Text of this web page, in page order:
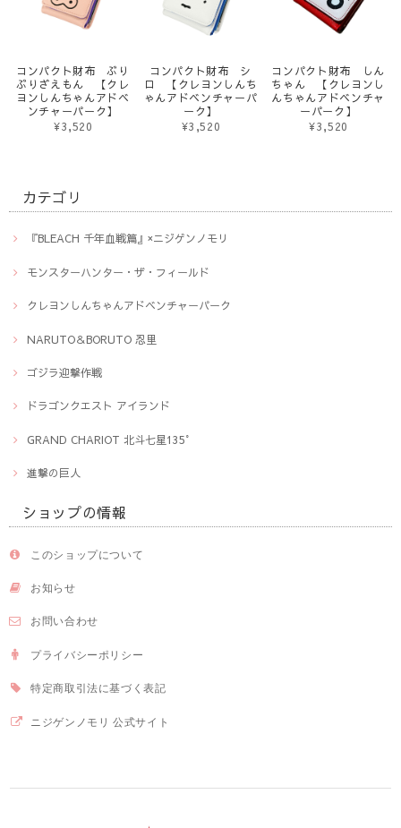
コンパクト財布 ぶり
ぶりざえもん 【クレ
ヨンしんちゃんアドベ
ンチャーパーク】
¥3,520
コンパクト財布 シ
ロ 【クレヨンしんち
ゃんアドベンチャーパ
ーク】
¥3,520
コンパクト財布 しん
ちゃん 【クレヨンし
んちゃんアドベンチャ
ーパーク】
¥3,520
カテゴリ
『BLEACH 千年血戦篇』×ニジゲンノモリ
モンスターハンター・ザ・フィールド
クレヨンしんちゃんアドベンチャーパーク
NARUTO＆BORUTO 忍里
ゴジラ迎撃作戦
ドラゴンクエスト アイランド
GRAND CHARIOT 北斗七星135°
進撃の巨人
ショップの情報
このショップについて
お知らせ
お問い合わせ
プライバシーポリシー
特定商取引法に基づく表記
ニジゲンノモリ 公式サイト